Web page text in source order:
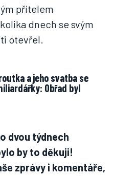
přítelem
dnech se svým
otevřel.
a jeho svatba se
Obřad byl
dvou týdnech
by to děkuji!
zprávy i komentáře,